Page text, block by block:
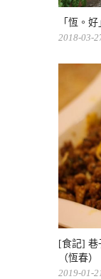
「恆。
2018-03-
[食記] 巷
（恆春）
2019-01-